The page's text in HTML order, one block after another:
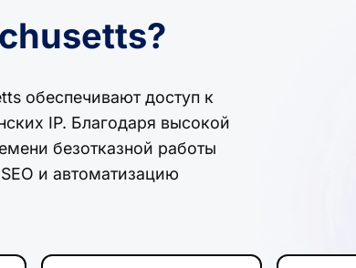
обеспечивают доступ к
IP. Благодаря высокой
безотказной работы
и автоматизацию